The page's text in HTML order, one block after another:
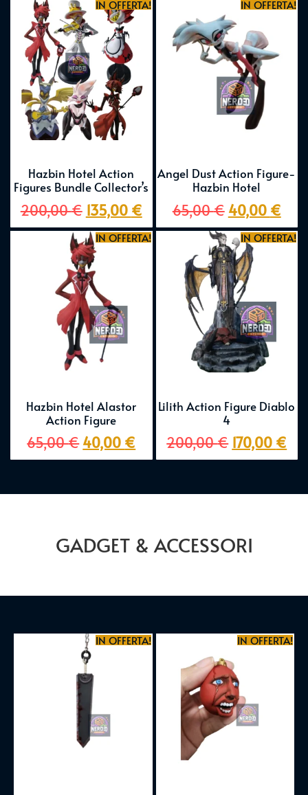
IN OFFERTA!
Hazbin Hotel Action
Figures Bundle Collector’s
200,00€ 135,00 €
IN OFFERTA!
Angel Dust Action Figure-
Hazbin Hotel
65,00€ 40,00 €
IN OFFERTA!
Hazbin Hotel Alastor
Action Figure
65,00€ 40,00 €
IN OFFERTA!
Lilith Action Figure Diablo
4
200,00€ 170,00 €
GADGET & ACCESSORI
IN OFFERTA! IN OFFERTA!